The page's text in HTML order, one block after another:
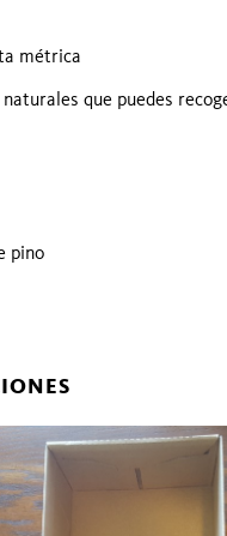
métrica
que puedes
pino